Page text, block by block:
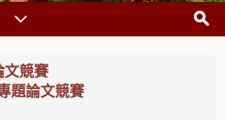
文競賽
題論文競賽